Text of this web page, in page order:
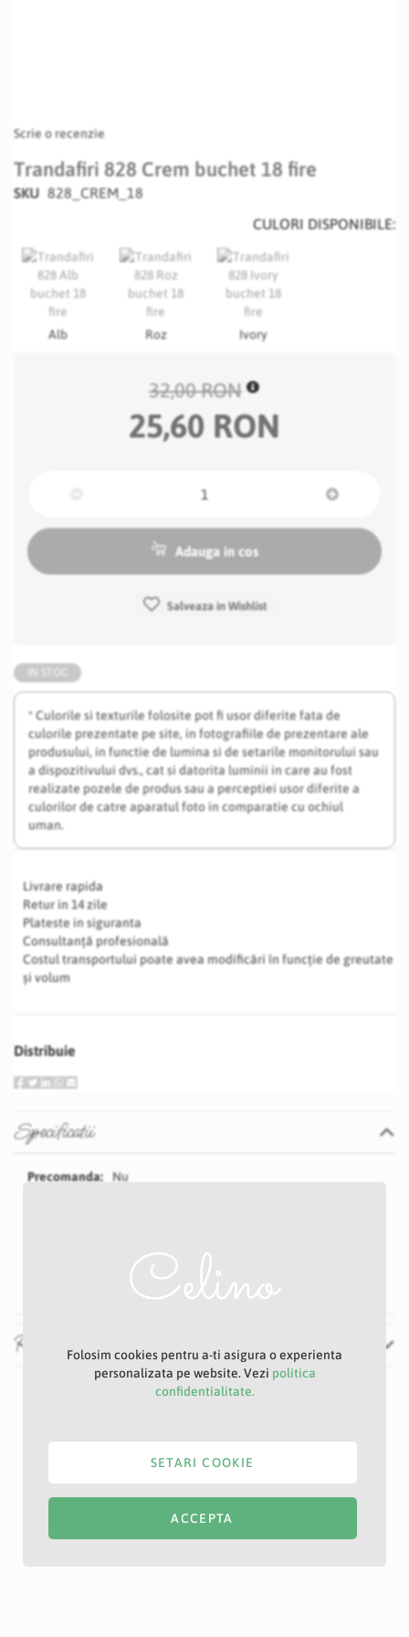
Scrie o recenzie
Trandafiri 828 Crem buchet 18 fire
SKU 828_CREM_18
* Culorile si texturile folosite pot fi usor diferite fata de
culorile prezentate pe site, in fotografiile de prezentare ale
produsului, in functie de lumina si de setarile monitorului sau
a dispozitivului dvs., cat si datorita luminii in care au fost
realizate pozele de produs sau a perceptiei usor diferite a
culorilor de catre aparatul foto in comparatie cu ochiul
uman.
Livrare rapida
Retur in 14 zile
Plateste in siguranta
Consultanță profesională
Costul transportului poate avea modificări în funcție de greutate
și volum
Distribuie
CULORI DISPONIBILE:
Alb Roz Ivory
32,00 RON
25,60 RON
Adauga in cos
Salveaza in Wishlist
Specificatii
Specificatii
Nu
25 cm
RecenziiFolosim cookies pentru a-ti asigura o experienta
personalizata pe website. Vezi politica
confidentialitate.
ACCEPTA
SETARI COOKIE